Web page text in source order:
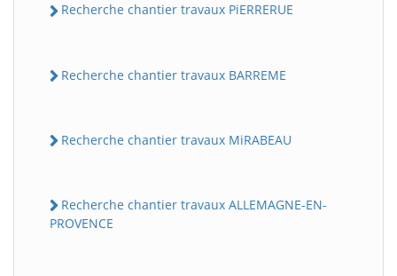
Recherche chantier travaux PiERRERUE
Recherche chantier travaux BARREME
Recherche chantier travaux MiRABEAU
Recherche chantier travaux ALLEMAGNE-EN-
PROVENCE